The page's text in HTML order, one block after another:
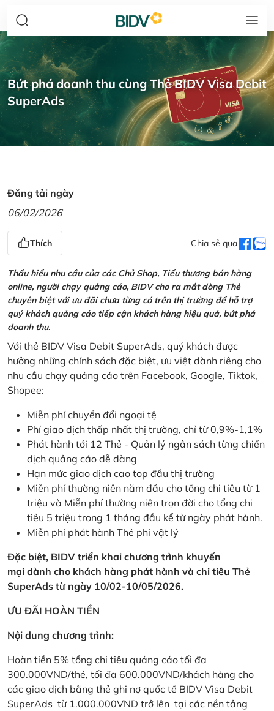
Bứt phá doanh thu cùng Thẻ BIDV Visa Debit
SuperAds
Đăng tải ngày
06/02/2026
Thích Chia sẻ qua
Thấu hiểu nhu cầu của các Chủ Shop, Tiểu thương bán hàng
online, người chạy quảng cáo, BIDV cho ra mắt dòng Thẻ
chuyên biệt với ưu đãi chưa từng có trên thị trường để hỗ trợ
quý khách quảng cáo tiếp cận khách hàng hiệu quả, bứt phá
doanh thu.
Với thẻ BIDV Visa Debit SuperAds, quý khách được
hưởng những chính sách đặc biệt, ưu việt dành riêng cho
nhu cầu chạy quảng cáo trên Facebook, Google, Tiktok,
Shopee:
Miễn phí chuyển đổi ngoại tệ
Phí giao dịch thấp nhất thị trường, chỉ từ 0,9%-1,1%
Phát hành tới 12 Thẻ - Quản lý ngân sách từng chiến
dịch quảng cáo dễ dàng
Hạn mức giao dịch cao top đầu thị trường
Miễn phí thường niên năm đầu cho tổng chi tiêu từ 1
triệu và Miễn phí thường niên trọn đời cho tổng chi
tiêu 5 triệu trong 1 tháng đầu kể từ ngày phát hành.
Miễn phí phát hành Thẻ phi vật lý
Đặc biệt, BIDV triển khai chương trình khuyến
mại dành cho khách hàng phát hành và chi tiêu Thẻ
SuperAds từ ngày 10/02-10/05/2026.
ƯU ĐÃI HOÀN TIỀN
Nội dung chương trình:
Hoàn tiền 5% tổng chi tiêu quảng cáo tối đa
300.000VND/thẻ, tối đa 600.000VND/khách hàng cho
các giao dịch bằng thẻ ghi nợ quốc tế BIDV Visa Debit
SuperAds từ 1.000.000VND trở lên tại các nền tảng